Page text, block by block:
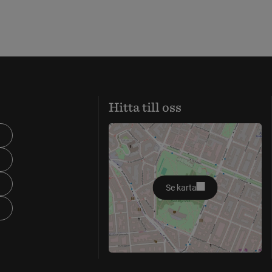
Hitta till oss
Se karta
öppnas i nytt fönster